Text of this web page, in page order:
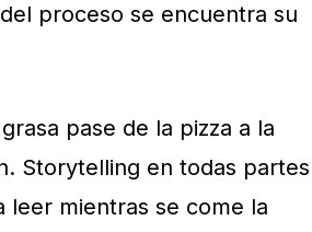
proceso se encuentra su
pase de la pizza a la
Storytelling en todas
leer mientras se come la